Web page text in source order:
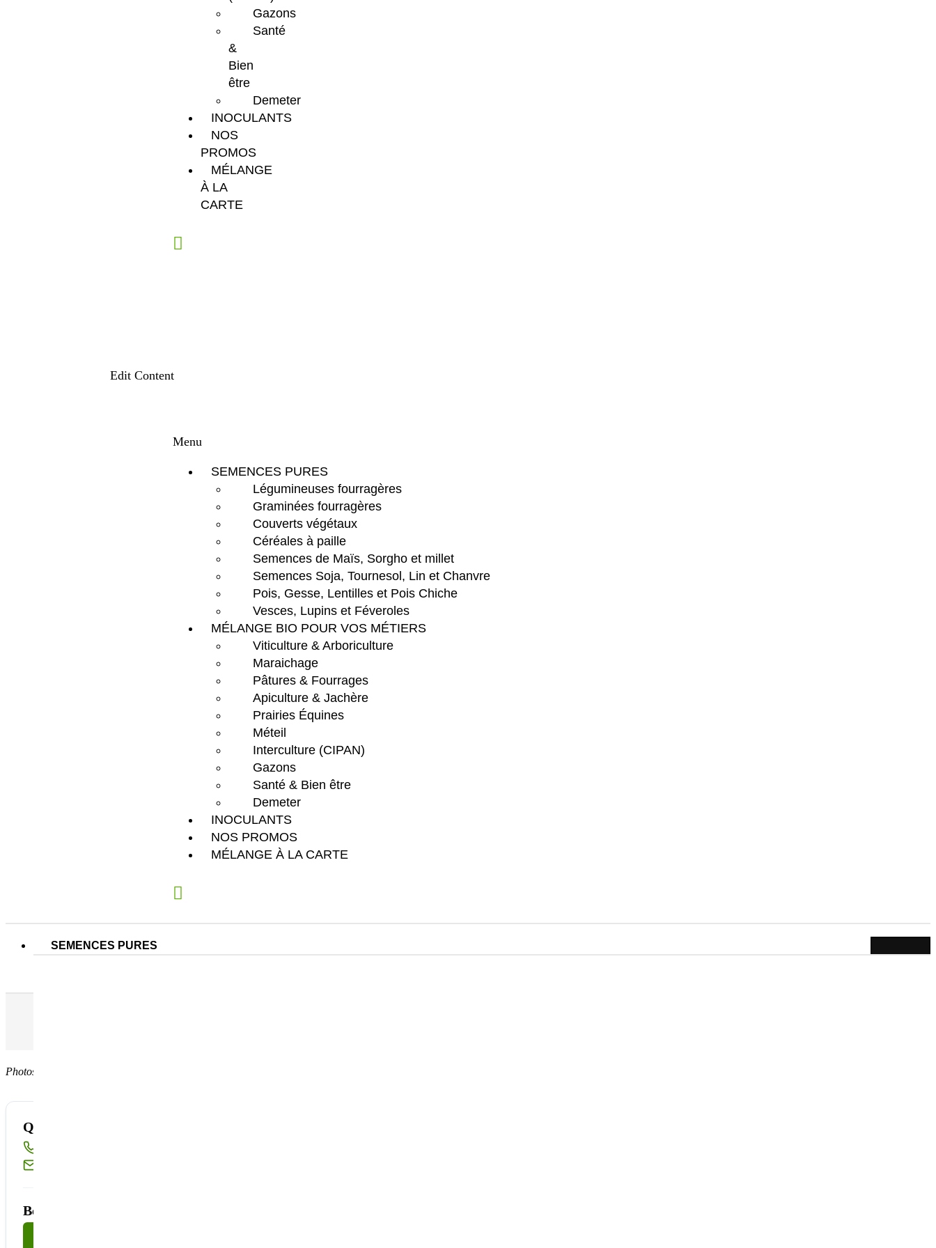
Gazons
Santé
&
Bien
être
Demeter
INOCULANTS
NOS
PROMOS
MÉLANGE
À LA
CARTE
Edit Content
Menu
SEMENCES PURES
Légumineuses fourragères
Graminées fourragères
Couverts végétaux
Céréales à paille
Semences de Maïs, Sorgho et millet
Semences Soja, Tournesol, Lin et Chanvre
Pois, Gesse, Lentilles et Pois Chiche
Vesces, Lupins et Féveroles
MÉLANGE BIO POUR VOS MÉTIERS
Viticulture & Arboriculture
Maraichage
Pâtures & Fourrages
Apiculture & Jachère
Prairies Équines
Méteil
Interculture (CIPAN)
Gazons
Santé & Bien être
Demeter
INOCULANTS
NOS PROMOS
MÉLANGE À LA CARTE
SEMENCES PURES
Photos non contractuelles
Quantité disponible insuffisante ?
Besoin d'un conseil technique ?